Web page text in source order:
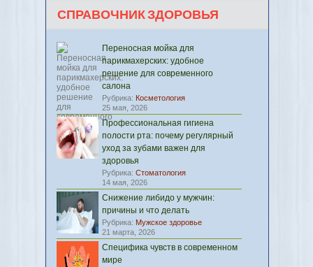
СПРАВОЧНИК ЗДОРОВЬЯ
Переносная мойка для
парикмахерских: удобное
решение для современного
салона
Рубрика: Косметология
25 мая, 2026
Профессиональная гигиена
полости рта: почему регулярный
уход за зубами важен для
здоровья
Рубрика: Стоматология
14 мая, 2026
Снижение либидо у мужчин:
причины и что делать
Рубрика: Мужское здоровье
21 марта, 2026
Специфика чувств в современном
мире